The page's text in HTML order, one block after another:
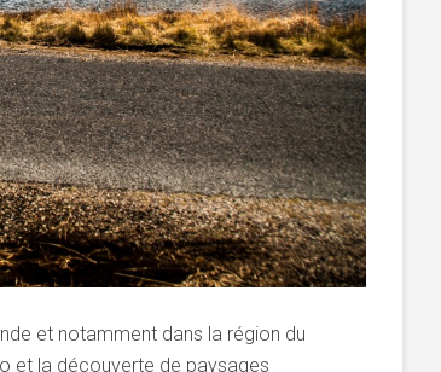
et notamment dans la région du
et la découverte de paysages